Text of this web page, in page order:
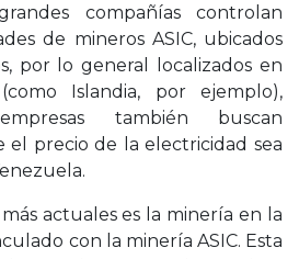
compañías controlan
de mineros ASIC, ubicados
por lo general localizados en
Islandia, por ejemplo),
también buscan
el precio de la electricidad sea
actuales es la minería en la
con la minería ASIC. Esta